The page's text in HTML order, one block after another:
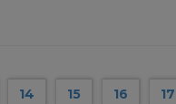
14 15 16 17